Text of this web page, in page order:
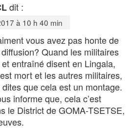
dit :
à 10 h 40 min
vous avez pas honte de
Quand les militaires
entraîné disent en Lingala,
mort et les autres militaires,
que cela est un montage.
informe que, cela c’est
le District de GOMA-TSETSE,